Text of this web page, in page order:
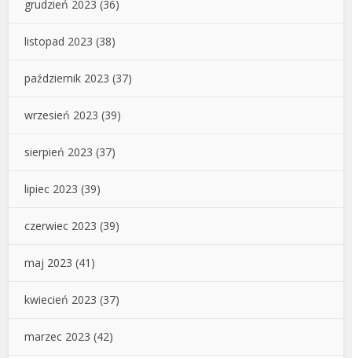
grudzień 2023 (36)
listopad 2023 (38)
październik 2023 (37)
wrzesień 2023 (39)
sierpień 2023 (37)
lipiec 2023 (39)
czerwiec 2023 (39)
maj 2023 (41)
kwiecień 2023 (37)
marzec 2023 (42)